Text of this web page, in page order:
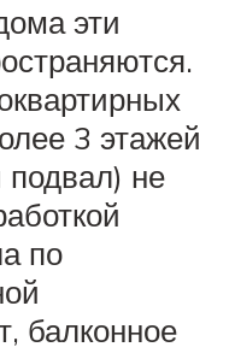
эти
3 этажей
не
по
балконное